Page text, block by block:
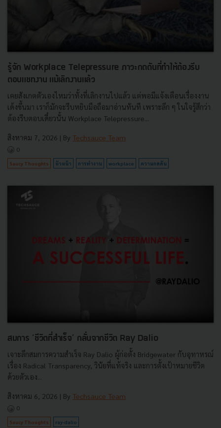
รู้จัก Workplace Telepressure ภาวะกดดันที่ทำให้ต้องรีบ
ตอบแชทงาน แม้เลิกงานแล้ว
เคยสังเกตตัวเองไหมว่าทั้งที่เลิกงานไปแล้ว แต่พอมีแจ้งเตือนเรื่องงาน
เด้งขึ้นมา เราก็มักจะรีบหยิบมือถือมาอ่านทันที เพราะลึก ๆ ในใจรู้สึกว่า
ต้องรีบตอบเดี๋ยวนั้น Workplace Telepressure...
สิงหาคม 7, 2026 | By Techsauce Team
0
Saucy Thoughts หัวหน้า การทำงาน workplace ความกดดัน
สมการ ‘ชีวิตที่สำเร็จ’ กลั่นจากชีวิต Ray Dalio
เจาะลึกสมการความสำเร็จ Ray Dalio ผู้ก่อตั้ง Bridgewater กับอุทาหรณ์
เรื่อง Radical Transparency, วินัยที่แท้จริง และการตั้งเป้าหมายชีวิต
ด้วยตัวเอง...
สิงหาคม 6, 2026 | By Techsauce Team
0
Saucy Thoughts ray-dalio